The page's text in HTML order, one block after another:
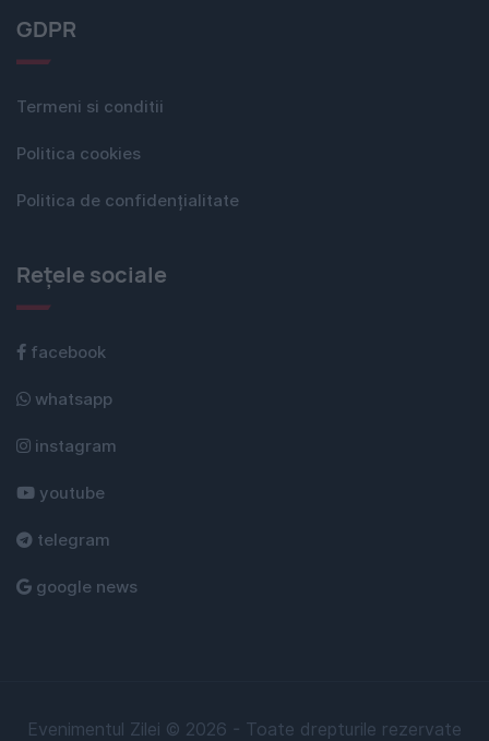
GDPR
Termeni si conditii
Politica cookies
Politica de confidențialitate
Rețele sociale
facebook
whatsapp
instagram
youtube
telegram
google news
Evenimentul Zilei © 2026 - Toate drepturile rezervate